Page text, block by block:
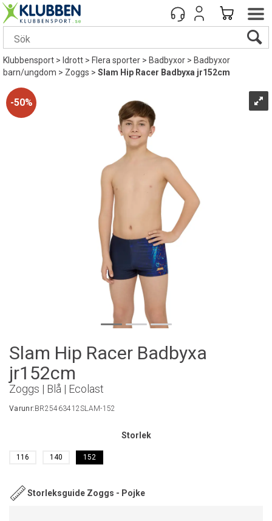
Klubbensport> Idrott>Flera sporter>Badbyxor>Badbyxor
barn/ungdom>Zoggs>Slam Hip Racer Badbyxa jr152cm
50%
Slam Hip Racer Badbyxa
jr152cm
Zoggs | Blå | Ecolast
Varunr:BR25463412SLAM-152
Storlek
116 140 152
Storleksguide Zoggs - Pojke